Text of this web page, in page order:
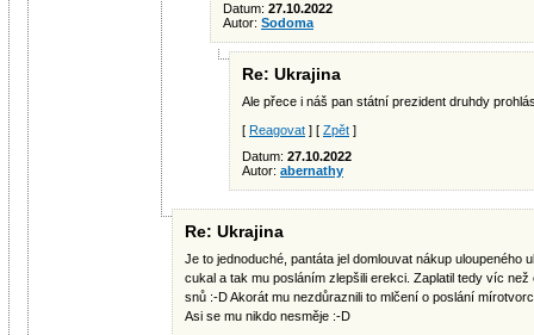
Datum: 27.10.2022
Autor: Sodoma
Re: Ukrajina
Ale přece i náš pan státní prezident druhdy
[ Reagovat ] [ Zpět ]
Datum: 27.10.2022
Autor: abernathy
Re: Ukrajina
Je to jednoduché, pantáta jel domlouvat nákup uloupeného
cukal a tak mu posláním zlepšili erekci. Zaplatil tedy víc
snů :-D Akorát mu nezdůraznili to mlčení o poslání
Asi se mu nikdo nesměje :-D